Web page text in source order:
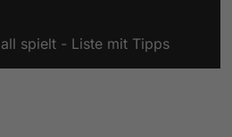
spielt - Liste mit Tipps